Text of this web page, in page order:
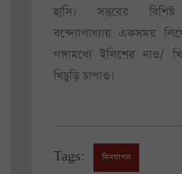
হাসি। সত্তরের
বন্দ্যোপাধ্যায় একসময়
গঙ্গামধ্যে ইলিশের নাও/
খিচুড়ি চাপাও।
Tags: দিনযাপন